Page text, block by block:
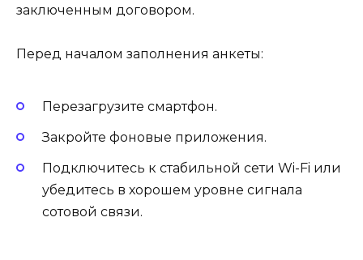
заключенным договором.
Перед началом заполнения анкеты:
Перезагрузите смартфон.
Закройте фоновые приложения.
Подключитесь к стабильной сети Wi-Fi или
убедитесь в хорошем уровне сигнала
сотовой связи.